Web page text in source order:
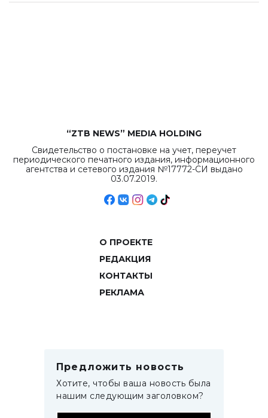
“ZTB NEWS” MEDIA HOLDING
Свидетельство о постановке на учет, переучет
периодического печатного издания, информационного
агентства и сетевого издания №17772-СИ выдано
03.07.2019.
О ПРОЕКТЕ
РЕДАКЦИЯ
КОНТАКТЫ
РЕКЛАМА
Предложить новость
Хотите, чтобы ваша новость была
нашим следующим заголовком?